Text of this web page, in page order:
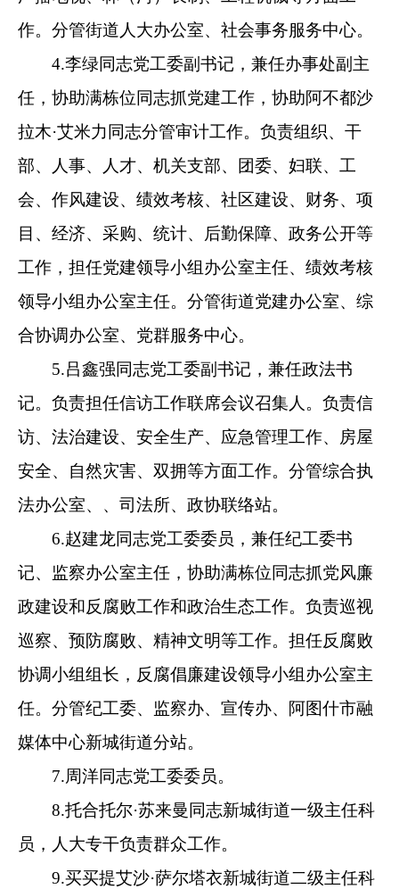
5.吕鑫强同志党工委副书记，兼任政法书
记。负责担任信访工作联席会议召集人。负责信
访、法治建设、安全生产、应急管理工作、房屋
安全、自然灾害、双拥等方面工作。分管综合执
法办公室、、司法所、政协联络站。
记、监察办公室主任，协助满栋位同志抓党风廉
政建设和反腐败工作和政治生态工作。负责巡视
巡察、预防腐败、精神文明等工作。担任反腐败
协调小组组长，反腐倡廉建设领导小组办公室主
任。分管纪工委、监察办、宣传办、阿图什市融
7.周洋同志党工委委员。
8.托合托尔·苏来曼同志新城街道一级主任科
员，人大专干负责群众工作。
9.买买提艾沙·萨尔塔衣新城街道二级主任科
员，协助哈德尔·艾拜同志抓科技、体育、旅游、
10.艾山米丁·苏帕洪同志新城街道二级主任
科员，协助哈德尔·艾拜同志抓民政、就业创业、
广播电视、林（河）长制、工程机械管理、市场
监管等方面的工作。
11.艾合买提·库尔班同志新城街道二级主任
生健康、医疗养老保险等工作。
12.买买吐尔地·卡斯克同志新城街道二级主
任科员，协助哈德尔·艾拜同志抓乡村振兴、城市
建设、营商环境、统计、生态环境等方面工作。
13.厚强同志新城街道四级主任科员，抽调至